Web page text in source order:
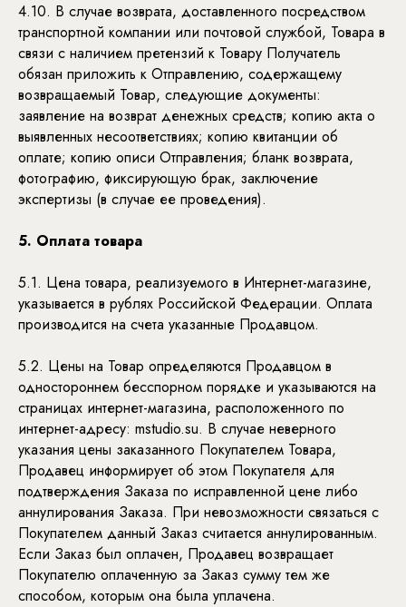
4.10. В случае возврата, доставленного посредством
транспортной компании или почтовой службой, Товара в
связи с наличием претензий к Товару Получатель
обязан приложить к Отправлению, содержащему
возвращаемый Товар, следующие документы:
заявление на возврат денежных средств; копию акта о
выявленных несоответствиях; копию квитанции об
оплате; копию описи Отправления; бланк возврата,
фотографию, фиксирующую брак, заключение
экспертизы (в случае ее проведения).
5. Оплата товара
5.1. Цена товара, реализуемого в Интернет-магазине,
указывается в рублях Российской Федерации. Оплата
производится на счета указанные Продавцом.
5.2. Цены на Товар определяются Продавцом в
одностороннем бесспорном порядке и указываются на
страницах интернет-магазина, расположенного по
интернет-адресу: mstudio.su. В случае неверного
указания цены заказанного Покупателем Товара,
Продавец информирует об этом Покупателя для
подтверждения Заказа по исправленной цене либо
аннулирования Заказа. При невозможности связаться с
Покупателем данный Заказ считается аннулированным.
Если Заказ был оплачен, Продавец возвращает
Покупателю оплаченную за Заказ сумму тем же
способом, которым она была уплачена.